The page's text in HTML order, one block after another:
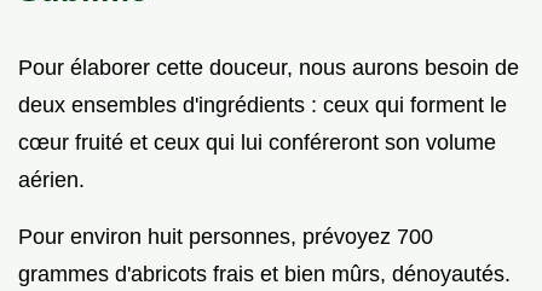
Pour élaborer cette douceur, nous aurons besoin de
deux ensembles d'ingrédients : ceux qui forment le
cœur fruité et ceux qui lui conféreront son volume
aérien.
Pour environ huit personnes, prévoyez 700
grammes d'abricots frais et bien mûrs, dénoyautés.